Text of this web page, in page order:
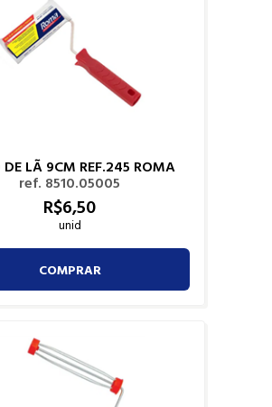
DE LÃ 9CM REF.245 ROMA
ref. 8510.05005
R$6,50
unid
COMPRAR